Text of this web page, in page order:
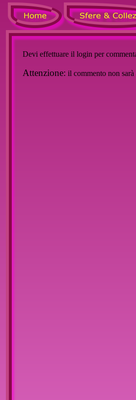
Devi effettuare il login per
Attenzione: il commento non